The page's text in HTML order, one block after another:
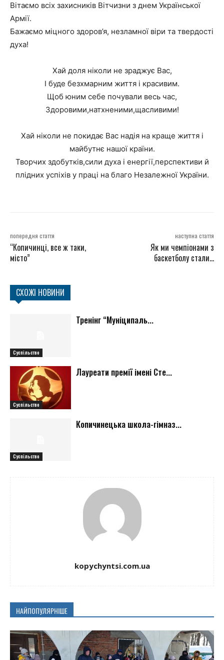
Вітаємо всіх захисників Вітчизни з днем Української
Армії.
Бажаємо міцного здоров’я, незламної віри та твердості
духа!
Хай доля ніколи не зраджує Вас,
І буде безхмарним життя і красивим.
Щоб юним себе почували весь час,
Здоровими,натхненими,щасливими!
Хай ніколи не покидає Вас надія на краще життя і
майбутнє нашої країни.
Творчих здобутків,сили духа і енергії,перспективи й
плідних успіхів у праці на благо Незалежної України.
попередня стаття
“Копичинці, все ж таки,
місто”
наступна стаття
Як ми чемпіонами з
баскетболу стали…
СХОЖІ НОВИНИ
Суспільство
Тренінг “Муніципаль...
Суспільство
Лауреати премії імені Сте...
Суспільство
Копичинецька школа-гімназ...
kopychyntsi.com.ua
НАЙПОПУЛЯРНІШЕ